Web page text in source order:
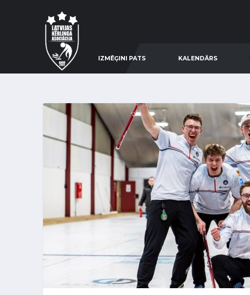
IZMĒĢINI PATS KALENDĀRS